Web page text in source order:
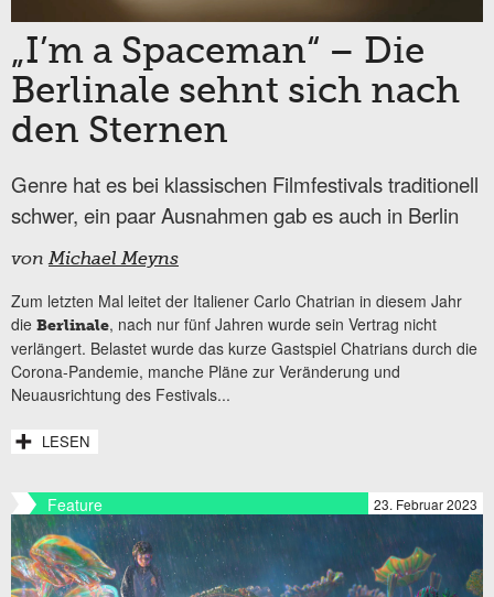
„I’m a Spaceman“ – Die
Berlinale sehnt sich nach
den Sternen
Genre hat es bei klassischen Filmfestivals traditionell
schwer, ein paar Ausnahmen gab es auch in Berlin
vonMichael Meyns
Zum letzten Mal leitet der Italiener Carlo Chatrian in diesem Jahr
die Berlinale, nach nur fünf Jahren wurde sein Vertrag nicht
verlängert. Belastet wurde das kurze Gastspiel Chatrians durch die
Corona-Pandemie, manche Pläne zur Veränderung und
Neuausrichtung des Festivals...
LESEN
Feature 23. Februar 2023